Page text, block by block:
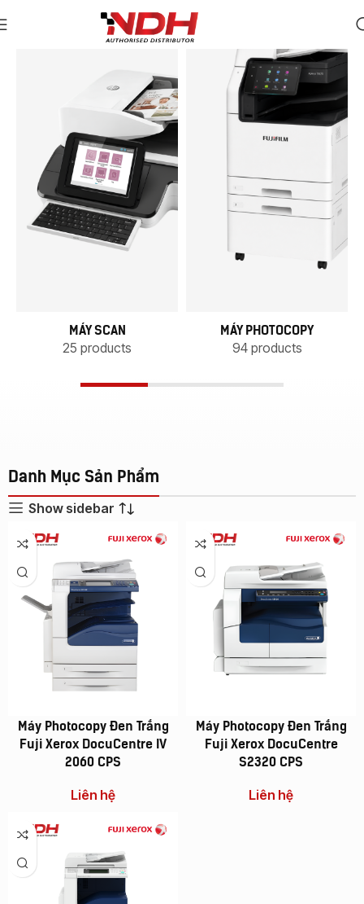
MÁY SCAN
25 products
MÁY PHOTOCOPY
94 products
Danh Mục Sản Phẩm
Show sidebar
Máy Photocopy Đen Trắng
Fuji Xerox DocuCentre IV
2060 CPS
Liên hệ
Máy Photocopy Đen Trắng
Fuji Xerox DocuCentre
S2320 CPS
Liên hệ